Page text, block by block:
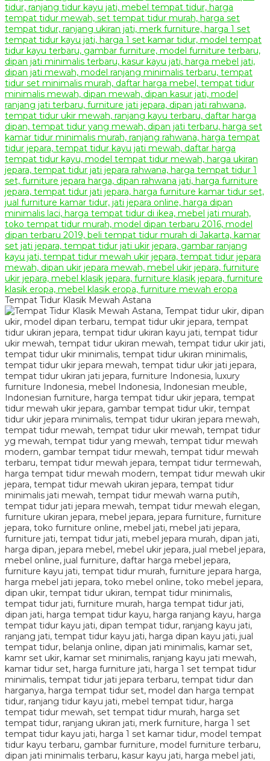
Tempat Tidur Klasik Mewah Astana